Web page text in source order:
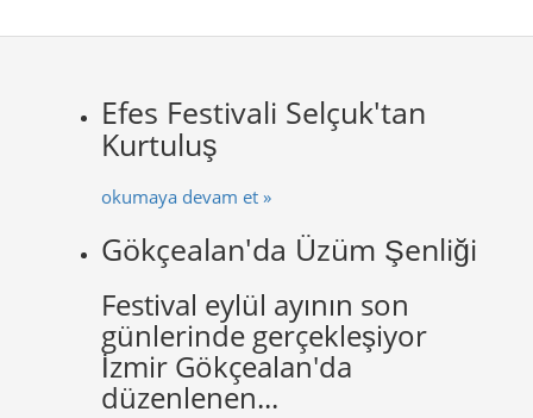
Efes Festivali Selçuk'tan
Kurtuluş
okumaya devam et »
Gökçealan'da Üzüm Şenliği
Festival eylül ayının son
günlerinde gerçekleşiyor
İzmir Gökçealan'da
düzenlenen...